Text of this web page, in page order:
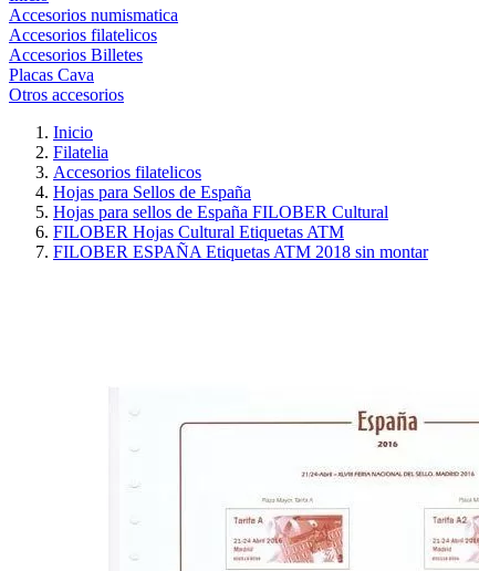
Accesorios numismatica
Accesorios filatelicos
Accesorios Billetes
Placas Cava
Otros accesorios
Inicio
Filatelia
Accesorios filatelicos
Hojas para Sellos de España
Hojas para sellos de España FILOBER Cultural
FILOBER Hojas Cultural Etiquetas ATM
FILOBER ESPAÑA Etiquetas ATM 2018 sin montar